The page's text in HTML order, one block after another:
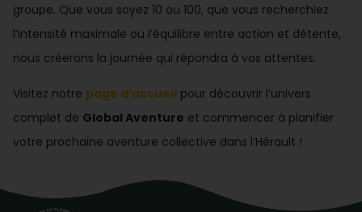
groupe. Que vous soyez 10 ou 100, que vous recherchiez
l’intensité maximale ou l’équilibre entre action et détente,
nous créerons la journée qui répondra à vos attentes.
Visitez notre page d’accueil pour découvrir l’univers
complet de Global Aventure et commencer à planifier
votre prochaine aventure collective dans l’Hérault !